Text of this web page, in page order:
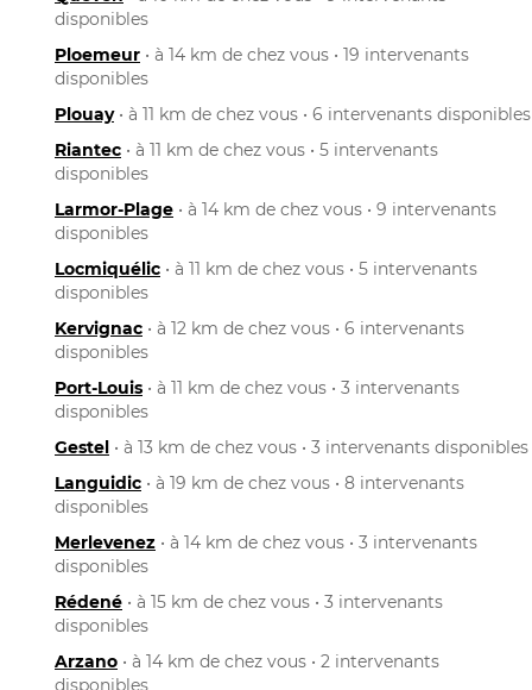
disponibles
Ploemeur • à 14 km de chez vous • 19 intervenants
disponibles
Plouay• à 11 km de chez vous • 6 intervenants disponibles
Riantec • à 11 km de chez vous • 5 intervenants
disponibles
Larmor-Plage • à 14 km de chez vous • 9 intervenants
disponibles
Locmiquélic • à 11 km de chez vous • 5 intervenants
disponibles
Kervignac • à 12 km de chez vous • 6 intervenants
disponibles
Port-Louis • à 11 km de chez vous • 3 intervenants
disponibles
Gestel • à 13 km de chez vous • 3 intervenants disponibles
Languidic • à 19 km de chez vous • 8 intervenants
disponibles
Merlevenez • à 14 km de chez vous • 3 intervenants
disponibles
Rédené • à 15 km de chez vous • 3 intervenants
disponibles
Arzano • à 14 km de chez vous • 2 intervenants
disponibles